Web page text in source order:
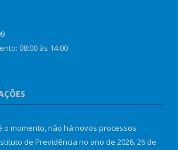
08:00 às 14:00
o momento, não há novos processos
de Previdência no ano de 2026. 26 de